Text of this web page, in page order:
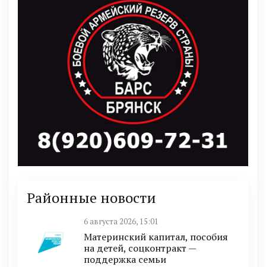
Районные новости
6 августа 2026, 15:01
Материнский капитал, пособия
на детей, соцконтракт —
поддержка семьи